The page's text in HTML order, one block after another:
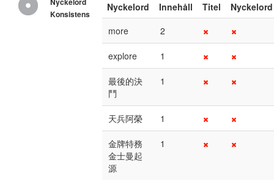
Konsistens
Nyckelord Innehåll Titel
Nyckelord
more
2
explore 1
最後的決
鬥
1
天兵阿榮 1
金牌特務
金士曼起
源
1